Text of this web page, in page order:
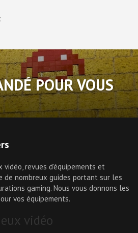
POUR VOUS
revues d’équipements et
de nombreux guides portant sur les
gaming. Nous vous donnons les
vos équipements.
vidéo